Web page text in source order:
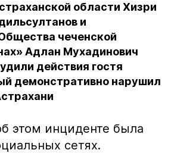
области Хизри
и
чеченской
Адлан Мухадинович
действия гостя
демонстративно нарушил
этом инциденте была
сетях.